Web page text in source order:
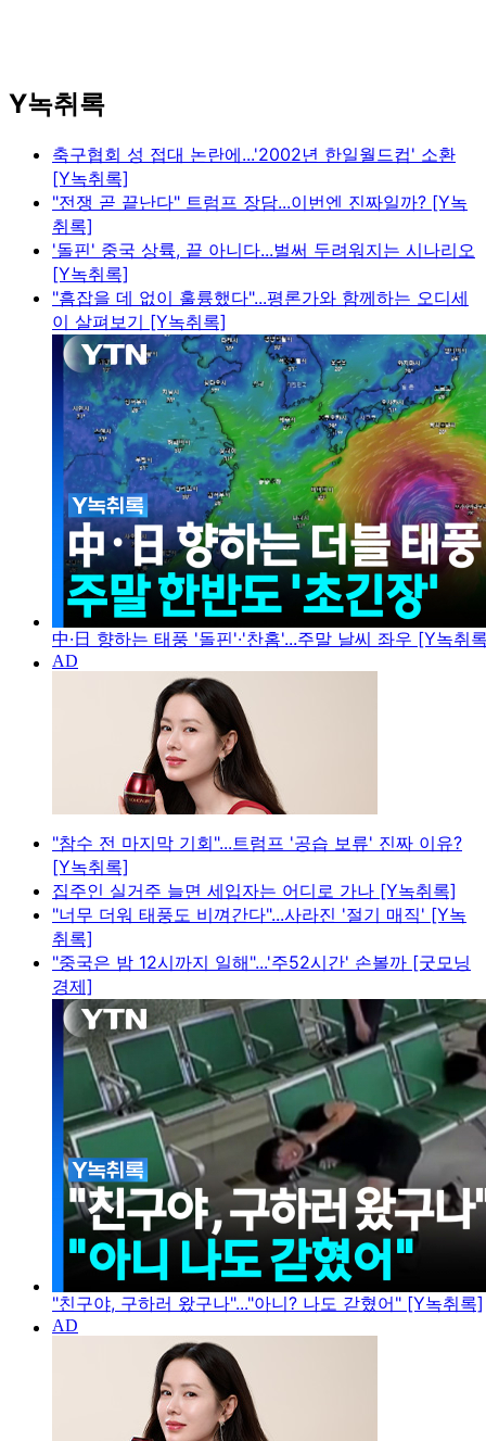
Y녹취록
축구협회 성 접대 논란에...'2002년 한일월드컵' 소환
[Y녹취록]
"전쟁 곧 끝난다" 트럼프 장담...이번엔 진짜일까? [Y녹
취록]
'돌핀' 중국 상륙, 끝 아니다...벌써 두려워지는 시나리오
[Y녹취록]
"흠잡을 데 없이 훌륭했다"...평론가와 함께하는 오디세
이 살펴보기 [Y녹취록]
中·日 향하는 태풍 '돌핀'·'찬홈'...주말 날씨 좌우 [Y녹취
"참수 전 마지막 기회"...트럼프 '공습 보류' 진짜 이유?
[Y녹취록]
집주인 실거주 늘면 세입자는 어디로 가나 [Y녹취록]
"너무 더워 태풍도 비껴간다"...사라진 '절기 매직' [Y녹
취록]
"중국은 밤 12시까지 일해"...'주52시간' 손볼까 [굿모닝
경제]
"친구야, 구하러 왔구나"..."아니? 나도 갇혔어" [Y녹취록]